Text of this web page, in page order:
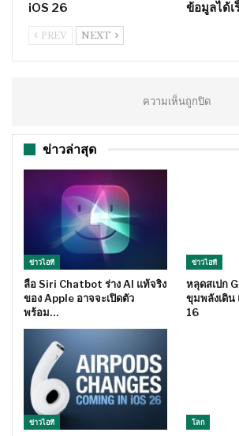
iOS 26 ข้อมูลได้เ
PREV NEXT
ความเห็นถูกปิด
ข่าวล่าสุด
ข่าวไอที
ลือ Siri Chatbot ร่าง AI แท้จริง
ของ Apple อาจจะเปิดตัว
พร้อม…
ข่าวไอที
หลุดสเปก
ขุมพลังเดิน
16
ข่าวไอที โลก